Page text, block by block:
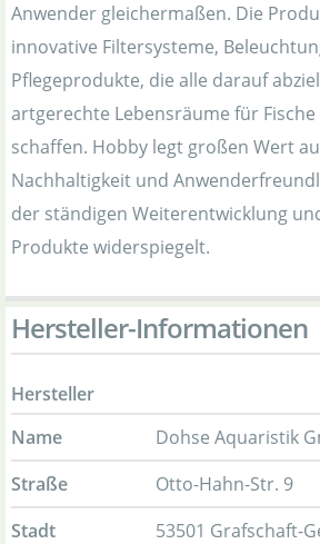
Anwender gleichermaßen. Die
innovative Filtersysteme,
Pflegeprodukte, die alle darauf
artgerechte Lebensräume für
schaffen. Hobby legt großen Wert
Nachhaltigkeit und
der ständigen Weiterentwicklung
Produkte widerspiegelt.
Hersteller-Informationen
Hersteller
Name
Dohse Aquaristik
Straße
Otto-Hahn-Str. 9
Stadt
53501 Grafschaft-